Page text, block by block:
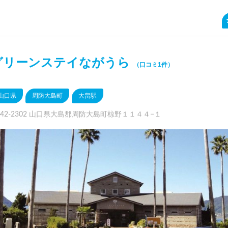
リーンステイながうら （口コミ1件）
口県 周防大島町 大畠駅
2302 山口県大島郡周防大島町椋野１１４４−１